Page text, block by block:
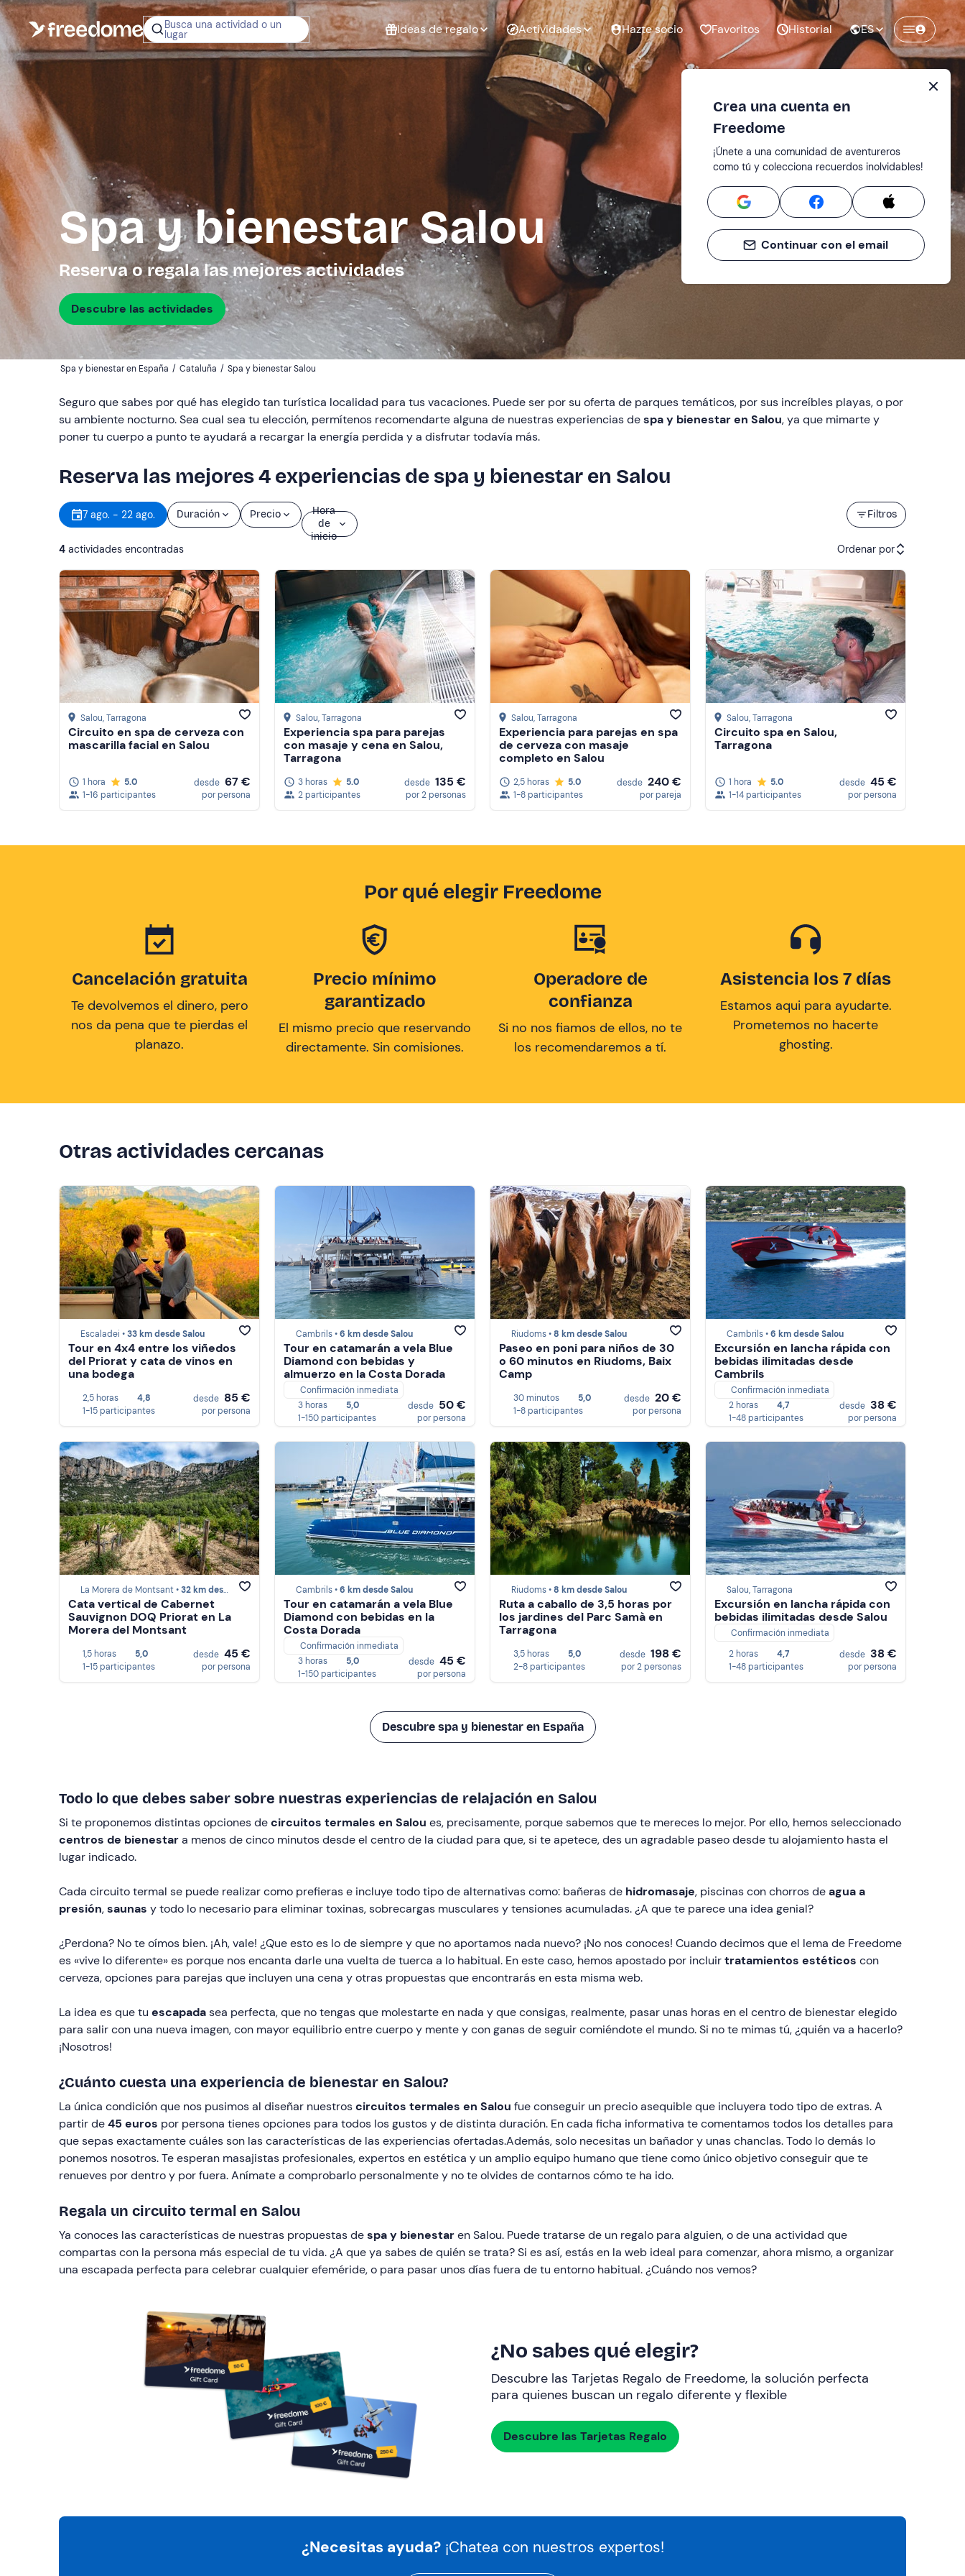
Busca una actividad o un
lugar Ideas de regalo
¿No sabes qué
Tarjeta Regalo
Freedome
permite elegir
en toda España
Regala una tarjeta
Experiencias
Experiencias
para regalar
en pareja
Regalo de
cumpleaños
Regalo de
graduación
Despedida de
soltero
Despedida de
soltera
Actividades Hazte socio Favoritos Historial ES
Spa y bienestar Salou
Reserva o regala las mejores actividades
Descubre las actividades
Spa y bienestar en España / Cataluña / Spa y bienestar Salou
Seguro que sabes por qué has elegido tan turística localidad para tus vacaciones. Puede ser por su oferta de parques temáticos, por sus increíbles playas, o por
su ambiente nocturno. Sea cual sea tu elección, permítenos recomendarte alguna de nuestras experiencias despa y bienestar en Salou, ya que mimarte y
poner tu cuerpo a punto te ayudará a recargar la energía perdida y a disfrutar todavía más.
Reserva las mejores 4 experiencias de spa y bienestar en Salou
Filtros
7 ago. - 22 ago. Duración Precio
Hora
de
inicio
4 actividades encontradas Ordenar por
Actividades recomendadas
Precio (de menor a mayor)
Precio (de mayor a menor)
Reseñas
Salou, Tarragona
Circuito en spa de cerveza con
mascarilla facial en Salou
1 hora
5.0
1-16 participantes
desde 67 €
por persona
Salou, Tarragona
Experiencia spa para parejas
con masaje y cena en Salou,
Tarragona
3 horas
5.0
2 participantes
desde 135 €
por 2 personas
Salou, Tarragona
Experiencia para parejas en spa
de cerveza con masaje
completo en Salou
2,5 horas
5.0
1-8 participantes
desde 240 €
por pareja
Salou, Tarragona
Circuito spa en Salou,
Tarragona
1 hora
5.0
1-14 participantes
desde 45 €
por persona
Por qué elegir Freedome
Cancelación gratuita
Te devolvemos el dinero, pero
nos da pena que te pierdas el
planazo.
Precio mínimo
garantizado
El mismo precio que reservando
directamente. Sin comisiones.
Operadore de
confianza
Si no nos fiamos de ellos, no te
los recomendaremos a tí.
Asistencia los 7 días
Estamos aqui para ayudarte.
Prometemos no hacerte
ghosting.
Otras actividades cercanas
Escaladei •33 km desde Salou
Tour en 4x4 entre los viñedos
del Priorat y cata de vinos en
una bodega
2,5 horas
4,8
1-15 participantes
desde 85 €
por persona
Cambrils •6 km desde Salou
Tour en catamarán a vela Blue
Diamond con bebidas y
almuerzo en la Costa Dorada
Confirmación inmediata
3 horas
5,0
1-150 participantes
desde 50 €
por persona
Riudoms •8 km desde Salou
Paseo en poni para niños de 30
o 60 minutos en Riudoms, Baix
Camp
30 minutos
5,0
1-8 participantes
desde 20 €
por persona
Cambrils •6 km desde Salou
Excursión en lancha rápida con
bebidas ilimitadas desde
Cambrils
Confirmación inmediata
2 horas
4,7
1-48 participantes
desde 38 €
por persona
La Morera de Montsant •32 km desde Salou
Cata vertical de Cabernet
Sauvignon DOQ Priorat en La
Morera del Montsant
1,5 horas
5,0
1-15 participantes
desde 45 €
por persona
Cambrils •6 km desde Salou
Tour en catamarán a vela Blue
Diamond con bebidas en la
Costa Dorada
Confirmación inmediata
3 horas
5,0
1-150 participantes
desde 45 €
por persona
Riudoms •8 km desde Salou
Ruta a caballo de 3,5 horas por
los jardines del Parc Samà en
Tarragona
3,5 horas
5,0
2-8 participantes
desde 198 €
por 2 personas
Salou, Tarragona
Excursión en lancha rápida con
bebidas ilimitadas desde Salou
Confirmación inmediata
2 horas
4,7
1-48 participantes
desde 38 €
por persona
Descubre spa y bienestar en España
Todo lo que debes saber sobre nuestras experiencias de relajación en Salou
Si te proponemos distintas opciones decircuitos termales en Salou es, precisamente, porque sabemos que te mereces lo mejor. Por ello, hemos seleccionado
centros de bienestara menos de cinco minutos desde el centro de la ciudad para que, si te apetece, des un agradable paseo desde tu alojamiento hasta el
lugar indicado.
Cada circuito termal se puede realizar como prefieras e incluye todo tipo de alternativas como: bañeras de hidromasaje, piscinas con chorros deagua a
presión,saunas y todo lo necesario para eliminar toxinas, sobrecargas musculares y tensiones acumuladas. ¿A que te parece una idea genial?
¿Perdona? No te oímos bien. ¡Ah, vale! ¿Que esto es lo de siempre y que no aportamos nada nuevo? ¡No nos conoces! Cuando decimos que el lema de Freedome
es «vive lo diferente» es porque nos encanta darle una vuelta de tuerca a lo habitual. En este caso, hemos apostado por incluirtratamientos estéticos con
cerveza, opciones para parejas que incluyen una cena y otras propuestas que encontrarás en esta misma web.
La idea es que tu escapadasea perfecta, que no tengas que molestarte en nada y que consigas, realmente, pasar unas horas en el centro de bienestar elegido
para salir con una nueva imagen, con mayor equilibrio entre cuerpo y mente y con ganas de seguir comiéndote el mundo. Si no te mimas tú, ¿quién va a hacerlo?
¡Nosotros!
¿Cuánto cuesta una experiencia de bienestar en Salou?
La única condición que nos pusimos al diseñar nuestroscircuitos termales en Salou fue conseguir un precio asequible que incluyera todo tipo de extras. A
partir de45 euros por persona tienes opciones para todos los gustos y de distinta duración. En cada ficha informativa te comentamos todos los detalles para
que sepas exactamente cuáles son las características de las experiencias ofertadas.Además, solo necesitas un bañador y unas chanclas. Todo lo demás lo
ponemos nosotros. Te esperan masajistas profesionales, expertos en estética y un amplio equipo humano que tiene como único objetivo conseguir que te
renueves por dentro y por fuera. Anímate a comprobarlo personalmente y no te olvides de contarnos cómo te ha ido.
Regala un circuito termal en Salou
Ya conoces las características de nuestras propuestas despa y bienestaren Salou. Puede tratarse de un regalo para alguien, o de una actividad que
compartas con la persona más especial de tu vida. ¿A que ya sabes de quién se trata? Si es así, estás en la web ideal para comenzar, ahora mismo, a organizar
una escapada perfecta para celebrar cualquier efeméride, o para pasar unos días fuera de tu entorno habitual. ¿Cuándo nos vemos?
¿No sabes qué elegir?
Descubre las Tarjetas Regalo de Freedome, la solución perfecta
para quienes buscan un regalo diferente y flexible
Descubre las Tarjetas Regalo
¿Necesitas ayuda? ¡Chatea con nuestros expertos!
Crea una cuenta en
Freedome
¡Únete a una comunidad de aventureros
como tú y colecciona recuerdos inolvidables!
Continuar con el email